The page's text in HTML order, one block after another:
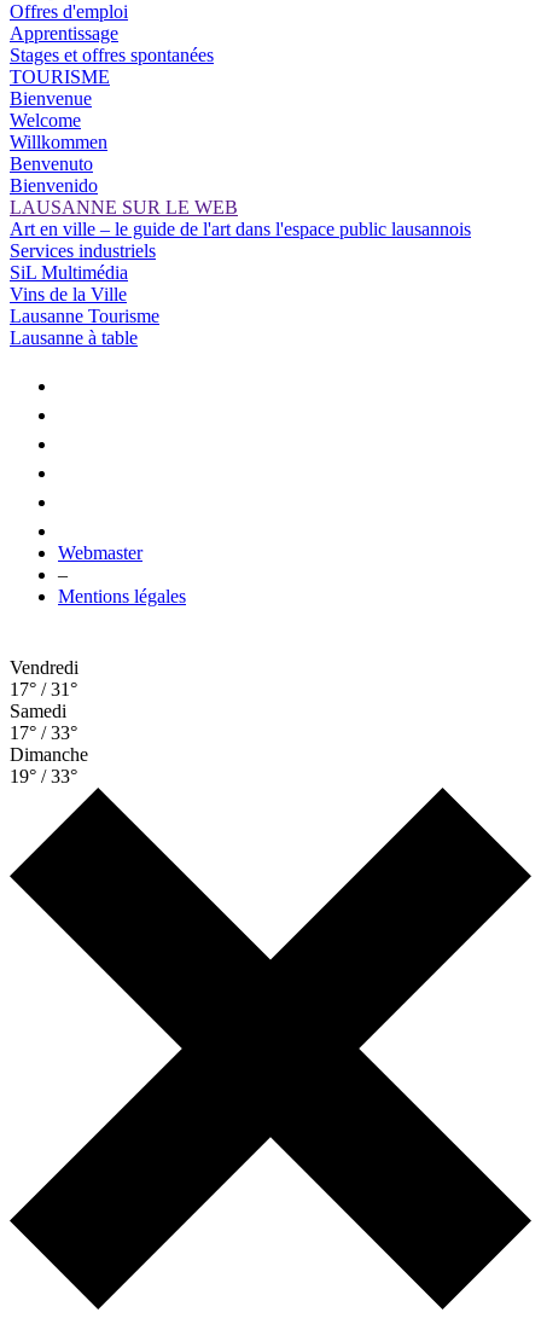
Offres d'emploi
Apprentissage
Stages et offres spontanées
TOURISME
Bienvenue
Welcome
Willkommen
Benvenuto
Bienvenido
LAUSANNE SUR LE WEB
Art en ville – le guide de l'art dans l'espace public lausannois
Services industriels
SiL Multimédia
Vins de la Ville
Lausanne Tourisme
Lausanne à table
Webmaster
–
Mentions légales
Vendredi
17° / 31°
Samedi
17° / 33°
Dimanche
19° / 33°